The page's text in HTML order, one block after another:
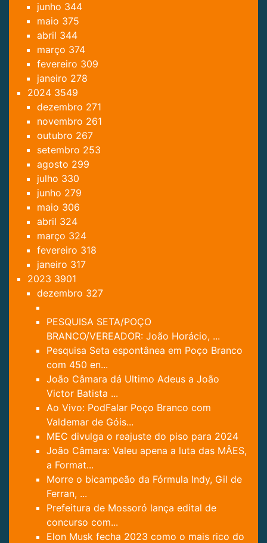
junho 344
maio 375
abril 344
março 374
fevereiro 309
janeiro 278
2024 3549
dezembro 271
novembro 261
outubro 267
setembro 253
agosto 299
julho 330
junho 279
maio 306
abril 324
março 324
fevereiro 318
janeiro 317
2023 3901
dezembro 327
PESQUISA SETA/POÇO
BRANCO/VEREADOR: João Horácio, ...
Pesquisa Seta espontânea em Poço Branco
com 450 en...
João Câmara dá Ultimo Adeus a João
Victor Batista ...
Ao Vivo: PodFalar Poço Branco com
Valdemar de Góis...
MEC divulga o reajuste do piso para 2024
João Câmara: Valeu apena a luta das MÂES,
a Format...
Morre o bicampeão da Fórmula Indy, Gil de
Ferran, ...
Prefeitura de Mossoró lança edital de
concurso com...
Elon Musk fecha 2023 como o mais rico do